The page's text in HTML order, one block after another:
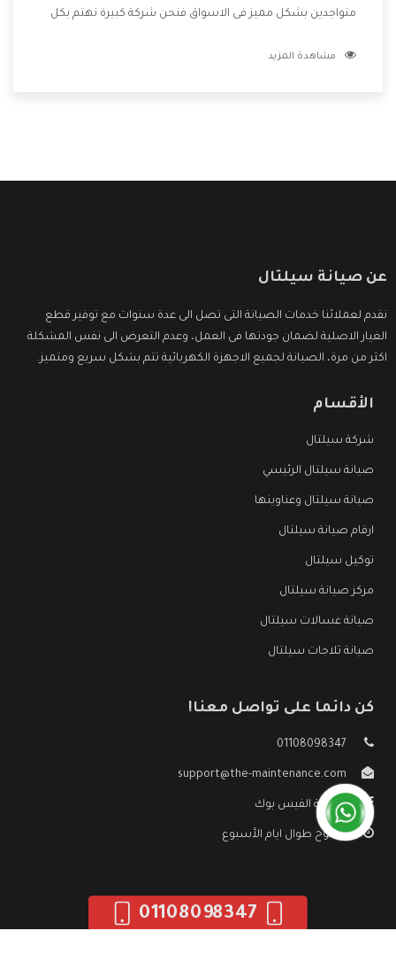
متواجدين بشكل مميز فى الاسواق فنحن شركة كبيرة نهتم بكل
الشركة بها والتى تكون منها خدمة الصيانة التى تكون من أهم
مشاهدة المزيد
عن صيانة سيلتال
نقدم لعملائنا خدمات الصيانة التى تصل الى عدة سنوات مع توفير قطع
الغيار الاصلية لضمان جودتها فى العمل، وعدم التعرض الى نفس المشكلة
اكثر من مرة، الصيانة لجميع الاجهزة الكهربائية تتم بشكل سريع ومتميز.
الأقسام
شركة سيلتال
صيانة سيلتال الرئيسي
صيانة سيلتال وعناوينها
ارقام صيانة سيلتال
توكيل سيلتال
مركز صيانة سيلتال
صيانة غسالات سيلتال
صيانة ثلاجات سيلتال
كن دائما على تواصل معنا!
01108098347
support@the-maintenance.com
صفحة الفيس بوك
مفتوح طوال ايام الأسبوع
01108098347